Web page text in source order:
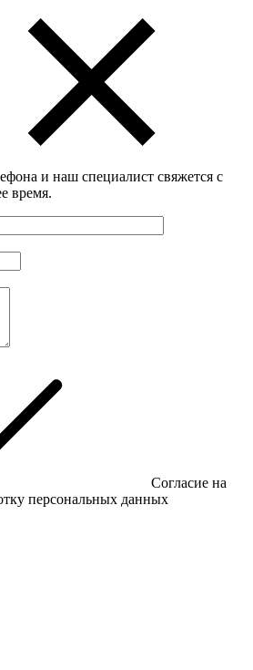
и наш специалист свяжется с
время.
Согласие на
персональных данных